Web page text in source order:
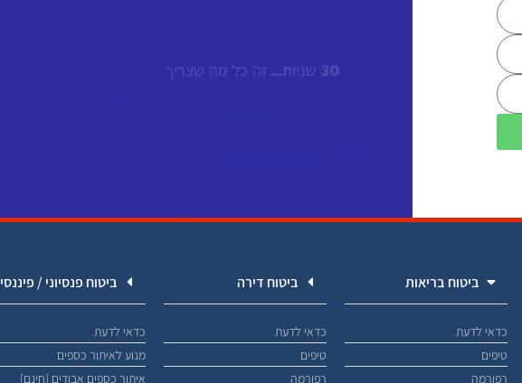
ביטוח בריאות
כדאי לדעת
טיפים
רפורמה
ביטוח דירה
כדאי לדעת
טיפים
רפורמה
ביטוח פנסיוני / פיננסי
כדאי לדעת
מנוע לאיתור כספים
איתור כספים אבודים [חינם]